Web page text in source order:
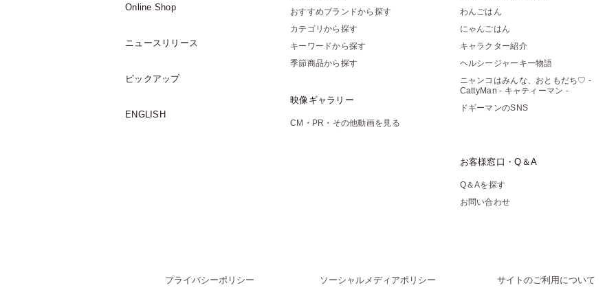
おすすめブランドから探す
カテゴリから探す
キーワードから探す
季節商品から探す
映像ギャラリー
CM・PR・その他動画を見る
わんごはん
にゃんごはん
キャラクター紹介
ヘルシージャーキー物語
ニャンコはみんな、おともだち♡ -
CattyMan - キャティーマン -
ドギーマンのSNS
お客様窓口・Q＆A
Q＆Aを探す
お問い合わせ
Online Shop
ニュースリリース
ピックアップ
ENGLISH
プライバシーポリシー ソーシャルメディアポリシー サイトのご利用について